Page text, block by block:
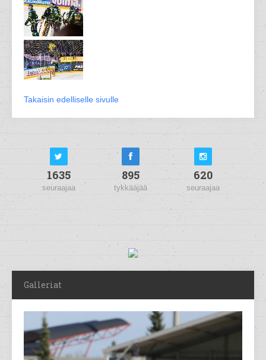
Takaisin edelliselle sivulle
1635
seuraajaa
895
tykkääjää
620
seuraajaa
Galleriat